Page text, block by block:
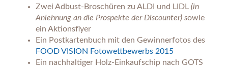
Zwei Adbust-Broschüren zu ALDI und LIDL (in
Anlehnung an die Prospekte der Discounter) sowie
ein Aktionsflyer
Ein Postkartenbuch mit den Gewinnerfotos des
FOOD VISION Fotowettbewerbs 2015
Ein nachhaltiger Holz-Einkaufschip nach GOTS